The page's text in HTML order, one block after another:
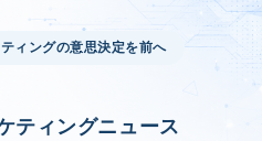
ィングの意思決定を前へ
ティングニュース